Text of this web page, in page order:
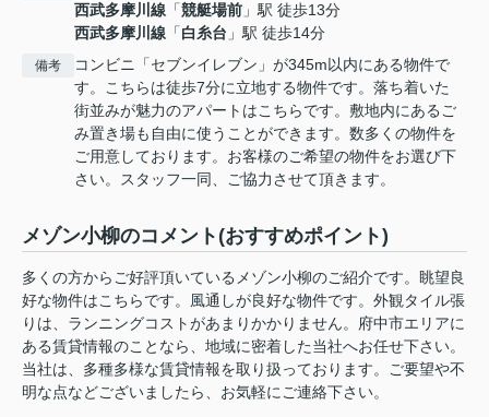
西武多摩川線 「競艇場前 」駅 徒歩13分
西武多摩川線 「白糸台 」駅 徒歩14分
備考
コンビニ「セブンイレブン」が345m以内にある物件で
す。こちらは徒歩7分に立地する物件です。落ち着いた
街並みが魅力のアパートはこちらです。敷地内にあるご
み置き場も自由に使うことができます。数多くの物件を
ご用意しております。お客様のご希望の物件をお選び下
さい。スタッフ一同、ご協力させて頂きます。
メゾン小柳のコメント(おすすめポイント)
多くの方からご好評頂いているメゾン小柳のご紹介です。眺望良
好な物件はこちらです。風通しが良好な物件です。外観タイル張
りは、ランニングコストがあまりかかりません。府中市エリアに
ある賃貸情報のことなら、地域に密着した当社へお任せ下さい。
当社は、多種多様な賃貸情報を取り扱っております。ご要望や不
明な点などございましたら、お気軽にご連絡下さい。